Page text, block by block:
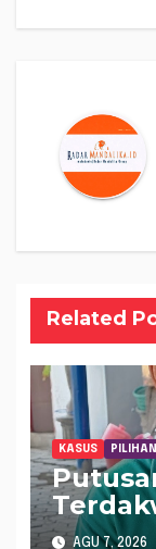
Related
KASUS
AGU 7, 2026